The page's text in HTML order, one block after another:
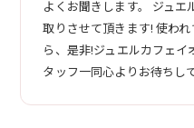
よくお聞きします。 ジュ
取りさせて頂きます! 使わ
ら、是非!ジュエルカフェ
タッフ一同心よりお待ちし